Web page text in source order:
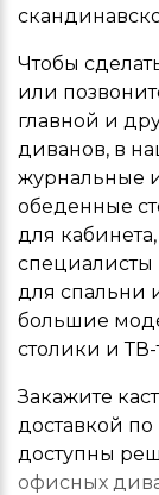
Чтобы
или
главной и
диванов, в
журнальные
обеденные
для
специалисты
для спальни
большие
столики и
Закажите
доставкой
доступны
офисных